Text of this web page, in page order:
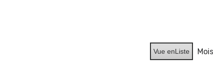
Vue enListe Mois